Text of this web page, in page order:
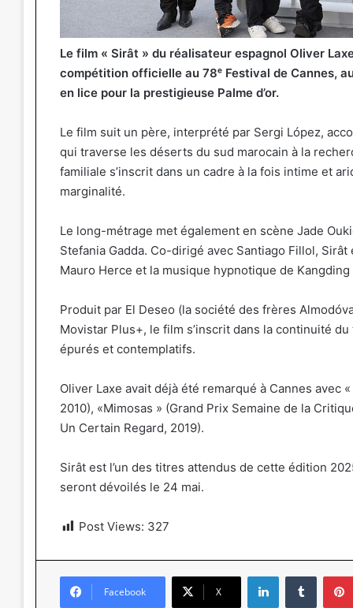
Le film « Sirât » du réalisateur espagnol Oliver
compétition officielle au 78ᵉ Festival de Cannes,
en lice pour la prestigieuse Palme d’or.
Le film suit un père, interprété par Sergi López,
qui traverse les déserts du sud marocain à la
familiale s’inscrit dans un cadre à la fois intime et
marginalité.
Le long-métrage met également en scène Jade
Stefania Gadda. Co-dirigé avec Santiago Fillol,
Mauro Herce et la musique hypnotique de Kangding
Produit par El Deseo (la société des frères
Movistar Plus+, le film s’inscrit dans la continuité
épurés et contemplatifs.
Oliver Laxe avait déjà été remarqué à Cannes avec
2010), «Mimosas » (Grand Prix Semaine de la
Un Certain Regard, 2019).
Sirât est l’un des titres attendus de cette édition
seront dévoilés le 24 mai.
Post Views: 327
Facebook X